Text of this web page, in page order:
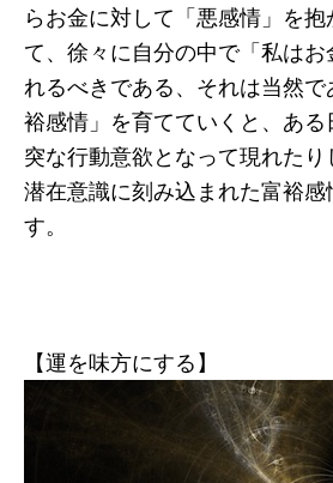
らお金に対して「悪感情」を抱
て、徐々に自分の中で「私はお
れるべきである、それは当然で
裕感情」を育てていくと、あ
突な行動意欲となって現れたり
潜在意識に刻み込まれた富裕
す。
【運を味方にする】